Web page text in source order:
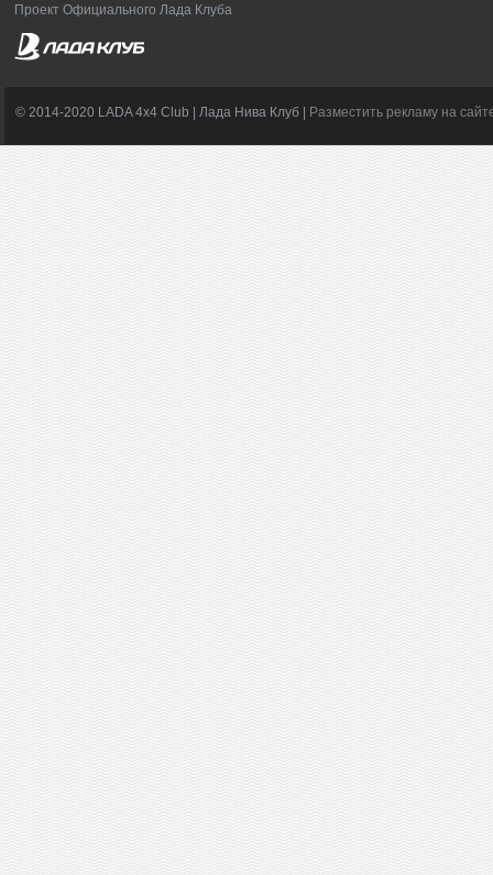
Проект Официального Лада Клуба
© 2014-2020 LADA 4x4 Club | Лада Нива Клуб | Разместить рекламу на